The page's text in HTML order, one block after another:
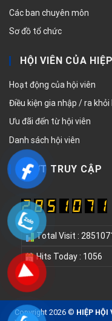
Các ban chuyên môn
Sơ đồ tổ chức
HỘI VIÊN CỦA
Hoạt động của hội viên
Điều kiện gia nhập / ra khỏi
Ưu đãi đến từ hội viên
Danh sách hội viên
LƯỢT TRUY CẬP
Total Visit :
Hits Today : 1056
Copyright 2026 © HIỆP HỘI